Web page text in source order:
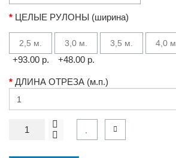
ЦЕЛЫЕ РУЛОНЫ (ширина)
2,5 м.
+93.00 р.
3,0 м.
+48.00 р.
3,5 м. 4,0 м.
ДЛИНА ОТРЕЗА (м.п.)